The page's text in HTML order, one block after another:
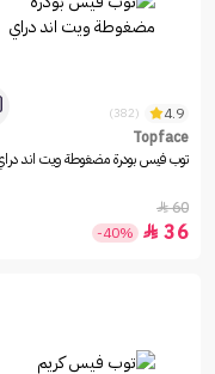
4.9
(382)
Topface
توب فيس بودرة مضغوطة ويت اند
60

36

-40%